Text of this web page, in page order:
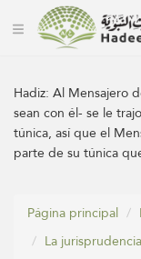
Hadiz:Al Mensajero
sean con él- se le
túnica, así que el
parte de su túnica
Página principal
La